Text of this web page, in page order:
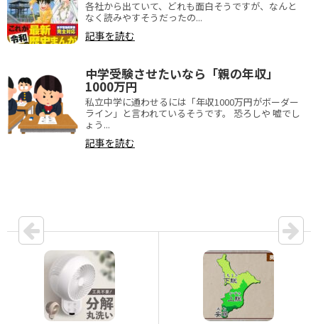
各社から出ていて、どれも面白そうですが、なんと
なく読みやすそうだったの...
記事を読む
中学受験させたいなら「親の年収」
1000万円
私立中学に通わせるには「年収1000万円がボーダー
ライン」と言われているそうです。 恐ろしや 嘘でし
ょう...
記事を読む